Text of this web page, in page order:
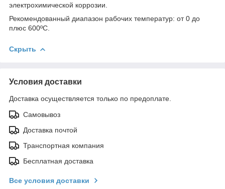
электрохимической коррозии.
Рекомендованный диапазон рабочих температур: от 0 до
плюс 600ºС.
Скрыть
Условия доставки
Доставка осуществляется только по предоплате.
Самовывоз
Доставка почтой
Транспортная компания
Бесплатная доставка
Все условия доставки